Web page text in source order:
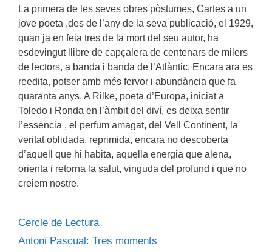
La primera de les seves obres pòstumes, Cartes a un
jove poeta ,des de l’any de la seva publicació, el 1929,
quan ja en feia tres de la mort del seu autor, ha
esdevingut llibre de capçalera de centenars de milers
de lectors, a banda i banda de l’Atlàntic. Encara ara es
reedita, potser amb més fervor i abundància que fa
quaranta anys. A Rilke, poeta d’Europa, iniciat a
Toledo i Ronda en l’àmbit del diví, es deixa sentir
l’essència , el perfum amagat, del Vell Continent, la
veritat oblidada, reprimida, encara no descoberta
d’aquell que hi habita, aquella energia que alena,
orienta i retorna la salut, vinguda del profund i que no
creiem nostre.
Cercle de Lectura
Antoni Pascual: Tres moments